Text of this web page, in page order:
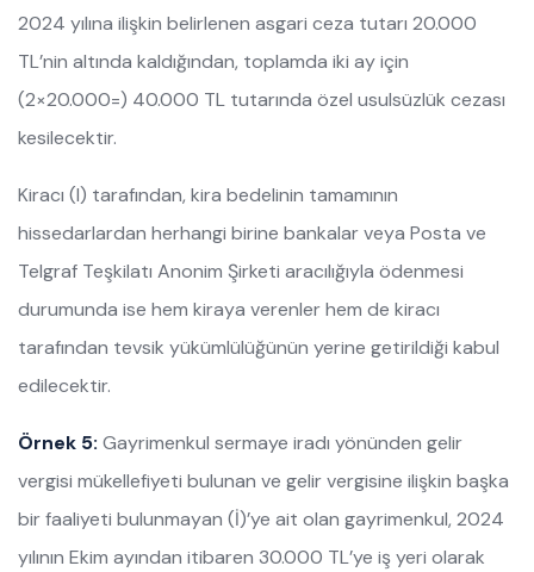
2024 yılına ilişkin belirlenen asgari ceza tutarı 20.000
TL’nin altında kaldığından, toplamda iki ay için
(2×20.000=) 40.000 TL tutarında özel usulsüzlük cezası
kesilecektir.
Kiracı (I) tarafından, kira bedelinin tamamının
hissedarlardan herhangi birine bankalar veya Posta ve
Telgraf Teşkilatı Anonim Şirketi aracılığıyla ödenmesi
durumunda ise hem kiraya verenler hem de kiracı
tarafından tevsik yükümlülüğünün yerine getirildiği kabul
edilecektir.
Örnek 5: Gayrimenkul sermaye iradı yönünden gelir
vergisi mükellefiyeti bulunan ve gelir vergisine ilişkin başka
bir faaliyeti bulunmayan (İ)’ye ait olan gayrimenkul, 2024
yılının Ekim ayından itibaren 30.000 TL’ye iş yeri olarak